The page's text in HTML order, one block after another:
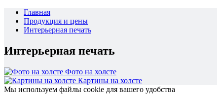
Главная
Продукция и цены
Интерьерная печать
Интерьерная печать
Фото на холсте
Картины на холсте
Мы используем файлы cookie для вашего удобства